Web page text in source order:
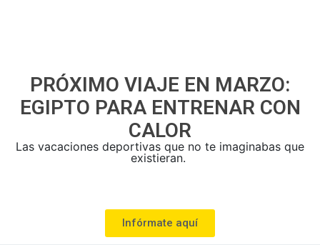
PRÓXIMO VIAJE EN MARZO:
EGIPTO PARA ENTRENAR CON
CALOR
Las vacaciones deportivas que no te imaginabas que
existieran.
Infórmate aquí